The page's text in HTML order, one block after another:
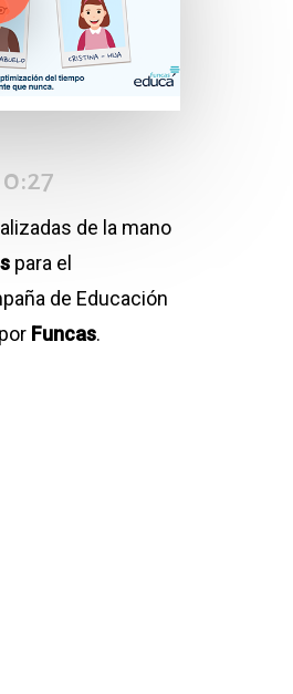
0:27
de la mano
para el
de Educación
Funcas.